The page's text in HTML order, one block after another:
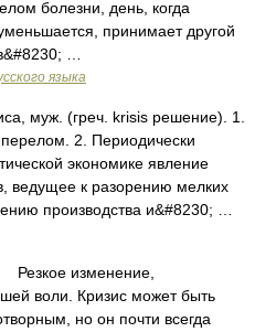
болезни, день, когда
принимает другой
…
языка
муж. (греч. krisis решение). 1.
2. Периодически
экономике явление
ведущее к разорению мелких
производства и&#8230; …
изменение,
воли. Кризис может быть
но он почти всегда